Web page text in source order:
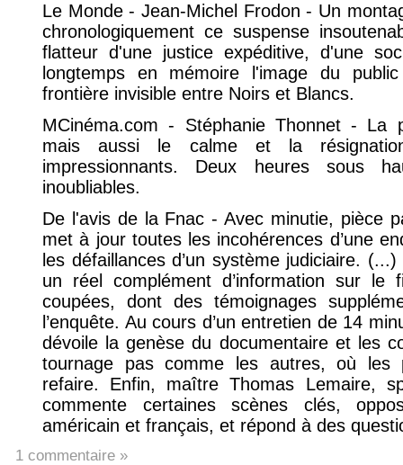
Le Monde - Jean-Michel Frodon - Un
chronologiquement ce suspense
flatteur d'une justice expéditive, d'une
longtemps en mémoire l'image du
frontière invisible entre Noirs et Blancs.
MCinéma.com - Stéphanie Thonnet - La
mais aussi le calme et la
impressionnants. Deux heures sous
inoubliables.
De l'avis de la Fnac - Avec minutie, pièce
met à jour toutes les incohérences d’une
les défaillances d’un système judiciaire.
un réel complément d’information sur le
coupées, dont des témoignages
l’enquête. Au cours d’un entretien de 14
dévoile la genèse du documentaire et les
tournage pas comme les autres, où les
refaire. Enfin, maître Thomas Lemaire,
commente certaines scènes clés,
américain et français, et répond à des
1 commentaire »